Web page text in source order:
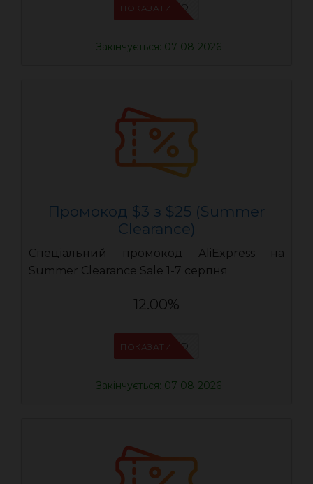
IFP6ES4O
ПОКАЗАТИ
Закінчується: 07-08-2026
Промокод $3 з $25 (Summer
Clearance)
Спеціальний промокод AliExpress на
Summer Clearance Sale 1-7 серпня
12.00%
IFPZ5PBD
ПОКАЗАТИ
Закінчується: 07-08-2026